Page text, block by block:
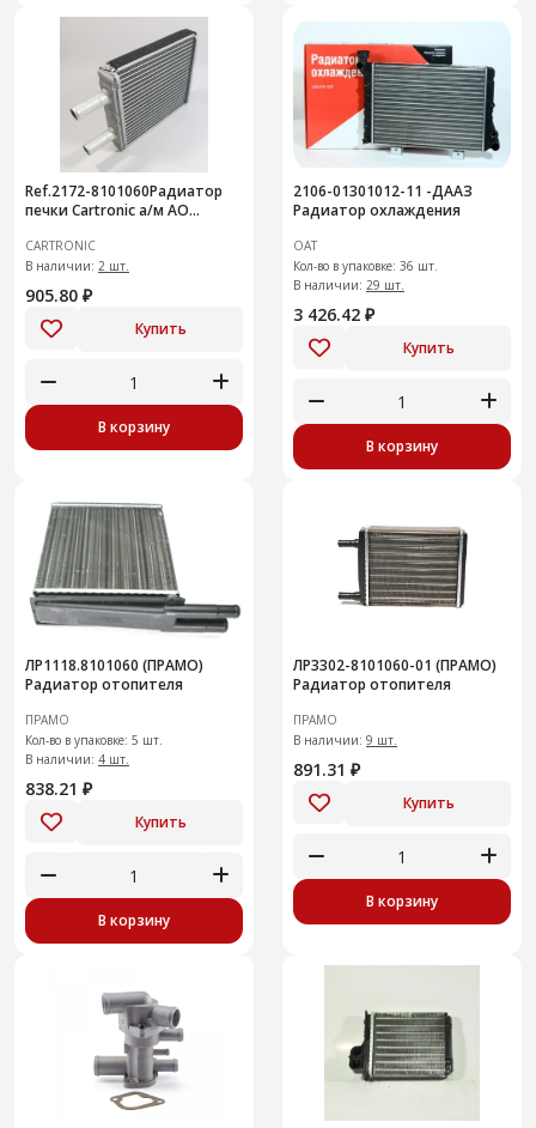
Ref.2172-8101060Радиатор
печки Cartronic а/м АО
21720810106000/
217008101060
CARTRONIC
В наличии: 2 шт.
905.80 ₽
Купить
В корзину
2106-01301012-11 -ДААЗ
Радиатор охлаждения
ОАТ
Кол-во в упаковке: 36 шт.
В наличии: 29 шт.
3 426.42 ₽
Купить
В корзину
ЛР1118.8101060 (ПРАМО)
Радиатор отопителя
ПРАМО
Кол-во в упаковке: 5 шт.
В наличии: 4 шт.
838.21 ₽
Купить
В корзину
ЛР3302-8101060-01 (ПРАМО)
Радиатор отопителя
ПРАМО
В наличии: 9 шт.
891.31 ₽
Купить
В корзину